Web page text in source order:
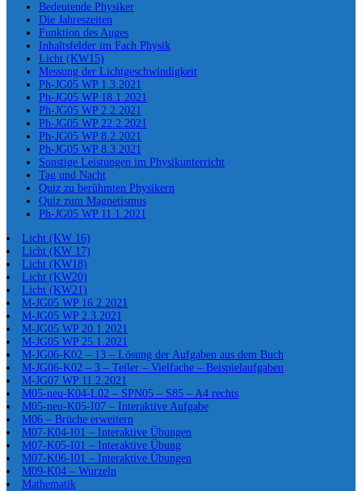
Bedeutende Physiker
Die Jahreszeiten
Funktion des Auges
Inhaltsfelder im Fach Physik
Licht (KW15)
Messung der Lichtgeschwindigkeit
Ph-JG05 WP 1.3.2021
Ph-JG05 WP 18.1.2021
Ph-JG05 WP 2.2.2021
Ph-JG05 WP 22.2.2021
Ph-JG05 WP 8.2.2021
Ph-JG05 WP 8.3.2021
Sonstige Leistungen im Physikunterricht
Tag und Nacht
Quiz zu berühmten Physikern
Quiz zum Magnetismus
Ph-JG05 WP 11.1.2021
Licht (KW 16)
Licht (KW 17)
Licht (KW18)
Licht (KW20)
Licht (KW21)
M-JG05 WP 16.2.2021
M-JG05 WP 2.3.2021
M-JG05 WP 20.1.2021
M-JG05 WP 25.1.2021
M-JG06-K02 – 13 – Lösung der Aufgaben aus dem Buch
M-JG06-K02 – 3 – Teiler – Vielfache – Beispielaufgaben
M-JG07 WP 11.2.2021
M05-neu-K04-L02 – SPN05 – S85 – A4 rechts
M05-neu-K05-I07 – Interaktive Aufgabe
M06 – Brüche erweitern
M07-K04-I01 – Interaktive Übungen
M07-K05-I01 – Interaktive Übung
M07-K06-I01 – Interaktive Übungen
M09-K04 – Wurzeln
Mathematik